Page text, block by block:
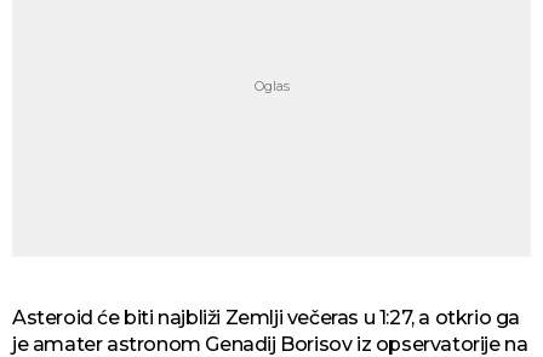
Asteroid će biti najbliži Zemlji večeras u 1:27, a otkrio ga
je amater astronom Genadij Borisov iz opservatorije na